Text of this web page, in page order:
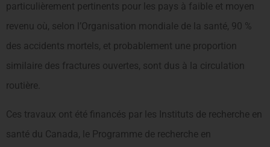
particulièrement pertinents pour les pays à faible et moyen
revenu où, selon l’Organisation mondiale de la santé, 90 %
des accidents mortels, et probablement une proportion
similaire des fractures ouvertes, sont dus à la circulation
routière.
Ces travaux ont été financés par les Instituts de recherche en
santé du Canada, le Programme de recherche en